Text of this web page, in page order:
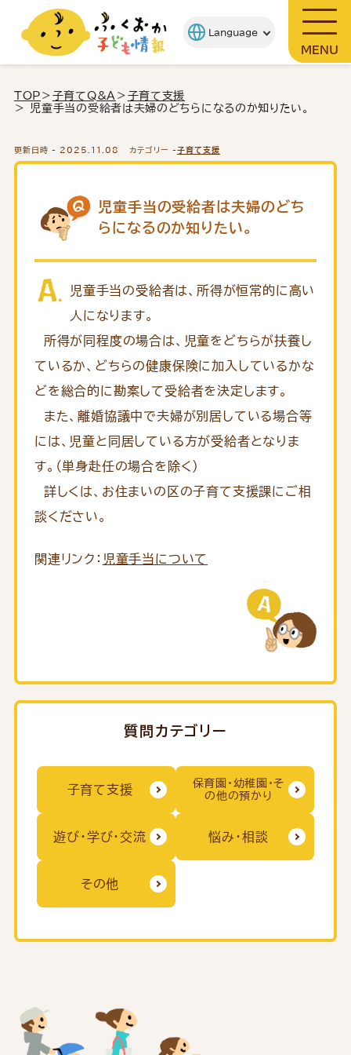
MENU
TOP ＞ 子育てQ&A ＞ 子育て支援
＞ 児童手当の受給者は夫婦のどちらになるのか知りたい。
更新日時 - 2025.11.08 カテゴリー - 子育て支援
児童手当の受給者は夫婦のどち
らになるのか知りたい。
児童手当の受給者は、所得が恒常的に高い
人になります。
所得が同程度の場合は、児童をどちらが扶養し
ているか、どちらの健康保険に加入しているかな
どを総合的に勘案して受給者を決定します。
また、離婚協議中で夫婦が別居している場合等
には、児童と同居している方が受給者となりま
す。（単身赴任の場合を除く）
詳しくは、お住まいの区の子育て支援課にご相
談ください。
関連リンク： 児童手当について
質問カテゴリー
子育て支援
保育園・幼稚園・そ
の他の預かり
遊び・学び・交流 悩み・相談
その他